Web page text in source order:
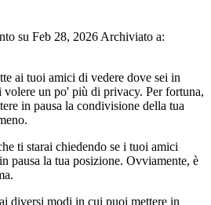
su Feb 28, 2026 Archiviato a:
ai tuoi amici di vedere dove sei in
volere un po' più di privacy. Per fortuna,
in pausa la condivisione della tua
ti starai chiedendo se i tuoi amici
pausa la tua posizione. Ovviamente, è
diversi modi in cui puoi mettere in